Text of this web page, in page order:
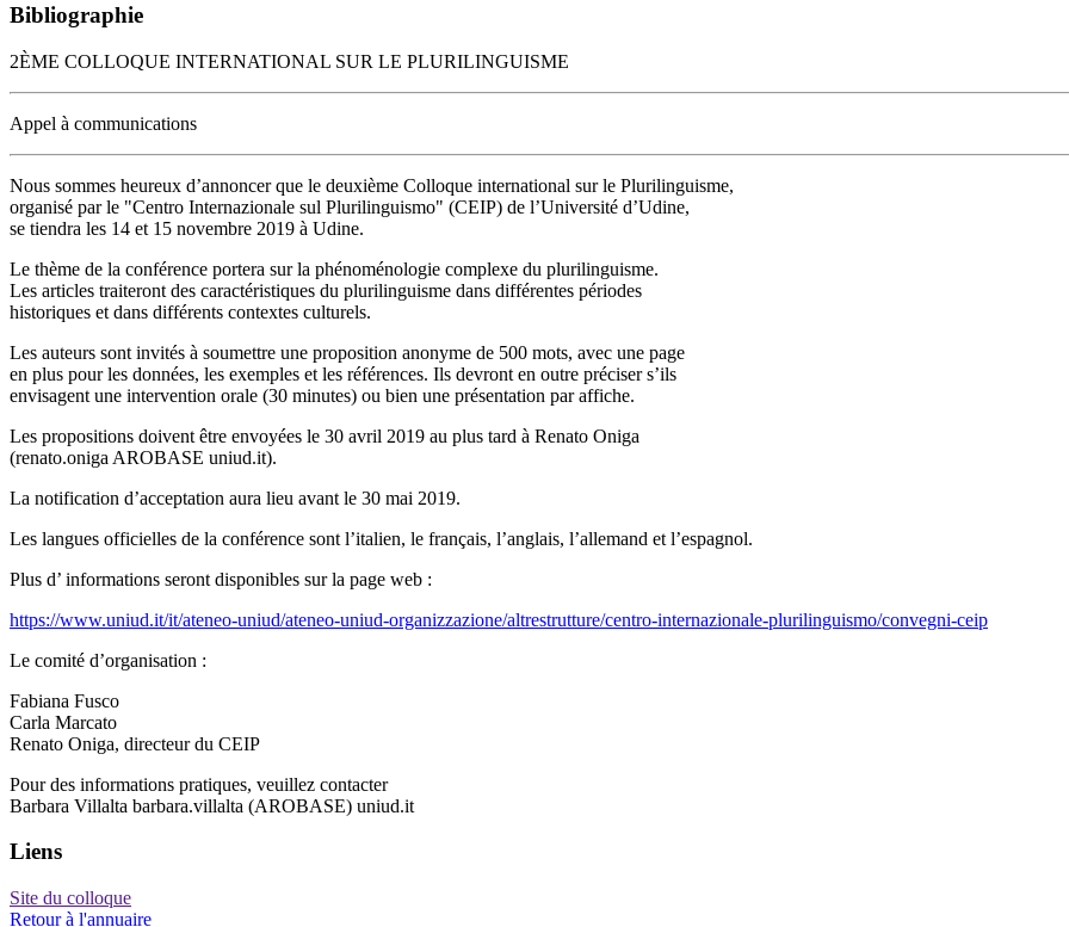
Bibliographie
2ÈME COLLOQUE INTERNATIONAL SUR LE PLURILINGUISME
Appel à communications
Nous sommes heureux d’annoncer que le deuxième Colloque international sur le Plurilinguisme,
organisé par le "Centro Internazionale sul Plurilinguismo" (CEIP) de l’Université d’Udine,
se tiendra les 14 et 15 novembre 2019 à Udine.
Le thème de la conférence portera sur la phénoménologie complexe du plurilinguisme.
Les articles traiteront des caractéristiques du plurilinguisme dans différentes périodes
historiques et dans différents contextes culturels.
Les auteurs sont invités à soumettre une proposition anonyme de 500 mots, avec une page
en plus pour les données, les exemples et les références. Ils devront en outre préciser s’ils
envisagent une intervention orale (30 minutes) ou bien une présentation par affiche.
Les propositions doivent être envoyées le 30 avril 2019 au plus tard à Renato Oniga
(renato.oniga AROBASE uniud.it).
La notification d’acceptation aura lieu avant le 30 mai 2019.
Les langues officielles de la conférence sont l’italien, le français, l’anglais, l’allemand et l’espagnol.
Plus d’ informations seront disponibles sur la page web :
https://www.uniud.it/it/ateneo-uniud/ateneo-uniud-organizzazione/altrestrutture/centro-internazionale-plurilinguismo/convegni-ceip
Le comité d’organisation :
Fabiana Fusco
Carla Marcato
Renato Oniga, directeur du CEIP
Pour des informations pratiques, veuillez contacter
Barbara Villalta barbara.villalta (AROBASE) uniud.it
Liens
Site du colloque
Retour à l'annuaire